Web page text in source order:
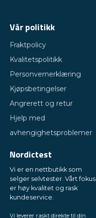
Vår politikk
Fraktpolicy
Kvalitetspolitikk
Personvernerklæring
Kjøpsbetingelser
Angrerett og retur
Hjelp med
avhengighetsproblemer
Nordictest
Vi er en nettbutikk som
selger selvtester. Vårt fokus
er høy kvalitet og rask
kundeservice.
Vi leverer raskt direkte til din